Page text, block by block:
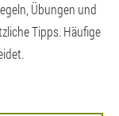
Übungen und
Tipps. Häufige